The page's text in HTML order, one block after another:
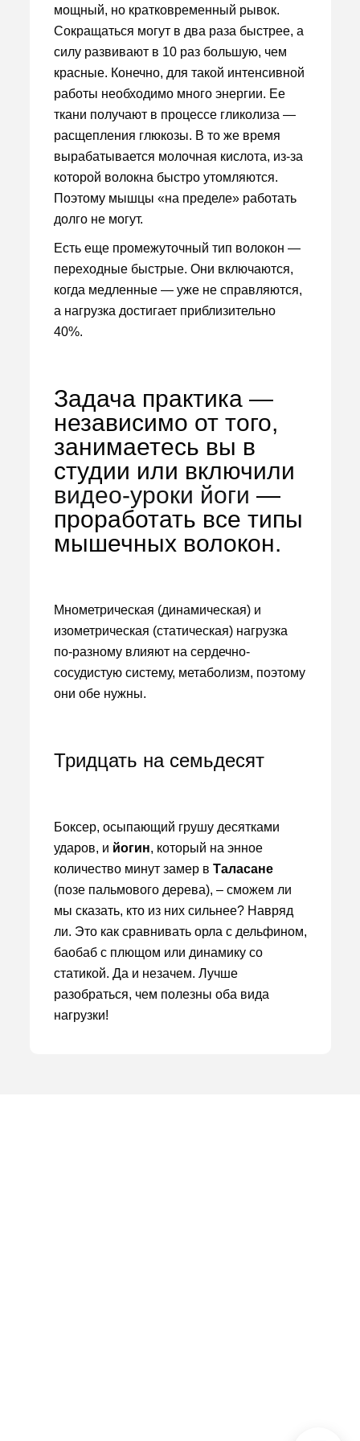
мощный, но кратковременный рывок.
Сокращаться могут в два раза быстрее, а
силу развивают в 10 раз большую, чем
красные. Конечно, для такой интенсивной
работы необходимо много энергии. Ее
ткани получают в процессе гликолиза —
расщепления глюкозы. В то же время
вырабатывается молочная кислота, из-за
которой волокна быстро утомляются.
Поэтому мышцы «на пределе» работать
долго не могут.
Есть еще промежуточный тип волокон —
переходные быстрые. Они включаются,
когда медленные — уже не справляются,
а нагрузка достигает приблизительно
40%.
Задача практика —
независимо от того,
занимаетесь вы в
студии или включили
видео-уроки йоги —
проработать все типы
мышечных волокон.
Мнометрическая (динамическая) и
изометрическая (статическая) нагрузка
по-разному влияют на сердечно-
сосудистую систему, метаболизм, поэтому
они обе нужны.
Тридцать на семьдесят
Боксер, осыпающий грушу десятками
ударов, и йогин, который на энное
количество минут замер в Таласане
(позе пальмового дерева), – сможем ли
мы сказать, кто из них сильнее? Навряд
ли. Это как сравнивать орла с дельфином,
баобаб с плющом или динамику со
статикой. Да и незачем. Лучше
разобраться, чем полезны оба вида
нагрузки!